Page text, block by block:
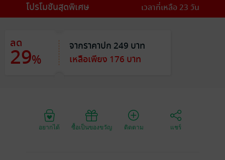
โปรโมชันสุดพิเศษ เวลาที่เหลือ 23 วัน
ลด
29%
จากราคาปก 249 บาท
เหลือเพียง 176 บาท
อยากได้ ซื้อเป็นของขวัญ ติดตาม แชร์